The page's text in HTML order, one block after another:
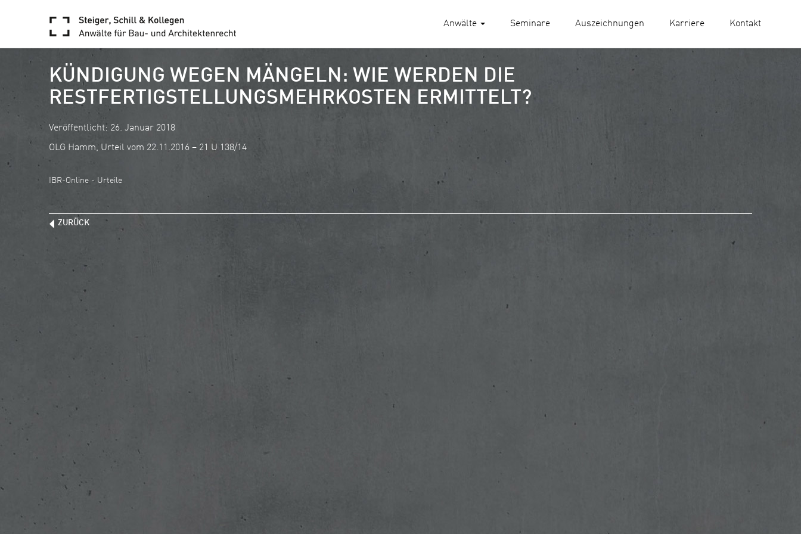
Anwälte Seminare Auszeichnungen Karriere Kontakt
KÜNDIGUNG WEGEN MÄNGELN: WIE WERDEN DIE
RESTFERTIGSTELLUNGSMEHRKOSTEN ERMITTELT?
Veröffentlicht: 26. Januar 2018
OLG Hamm, Urteil vom 22.11.2016 – 21 U 138/14
IBR-Online - Urteile
ZURÜCK